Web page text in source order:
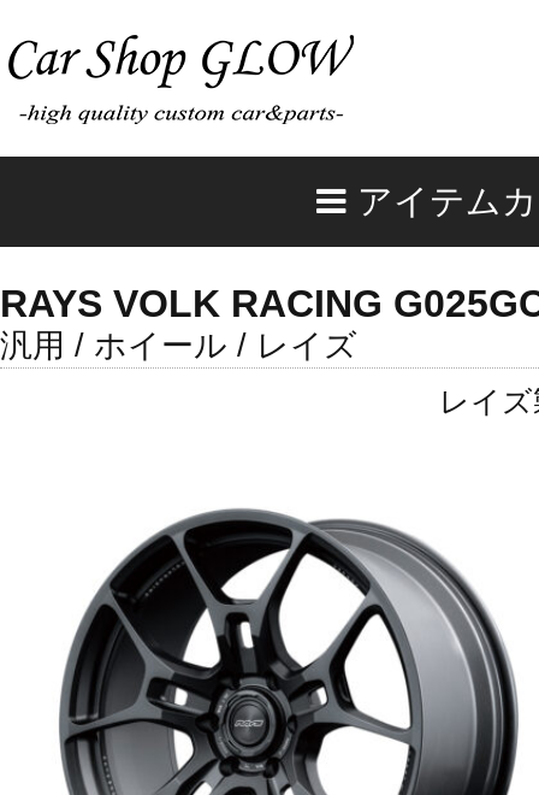
アイテム
RAYS VOLK RACING
汎用 / ホイール / レイズ
レイ